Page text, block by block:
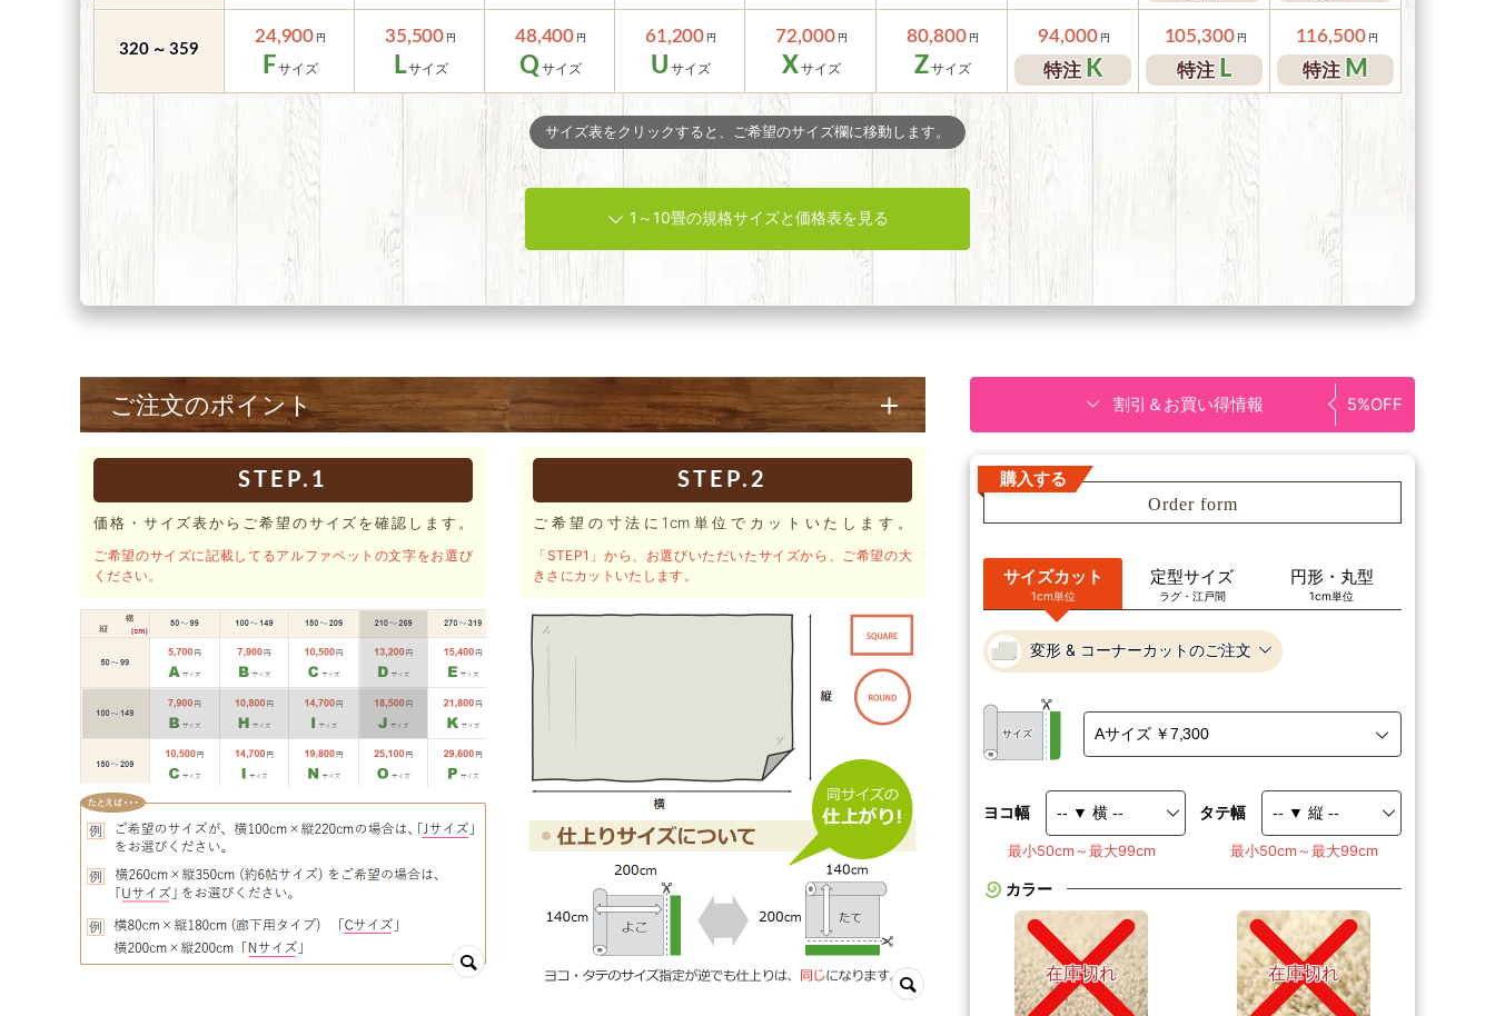
320 ～ 359
24,900
F
35,500
L
48,400
Q
61,200
U
72,000
X
80,800
Z
94,000
特注 K
105,300
特注 L
116,500
特注 M
サイズ表をクリックすると、ご希望のサイズ欄に移動します。
1～10畳の規格サイズと価格表を見る
ご注文のポイント
STEP.1
価格・サイズ表からご希望のサイズを確認します。
ご希望のサイズに記載してるアルファベットの文字をお選び
ください。
STEP.2
ご希望の寸法に1cm単位でカットいたします。
「STEP1」から、お選びいただいたサイズから、ご希望の大
きさにカットいたします。
割引＆お買い得情報 5%OFF
購入する
Order form
サイズカット
1cm単位
定型サイズ
ラグ・江戸間
円形・丸型
1cm単位
変形 & コーナーカットのご注文
サイズ
ヨコ幅 タテ幅
最小50cm～最大99cm 最小50cm～最大99cm
カラー